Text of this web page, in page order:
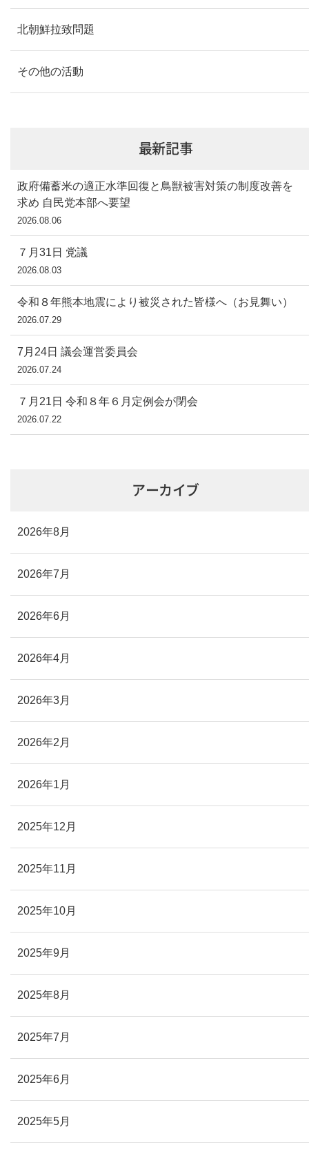
北朝鮮拉致問題
その他の活動
最新記事
政府備蓄米の適正水準回復と鳥獣被害対策の制度改善を
求め 自民党本部へ要望
2026.08.06
７月31日 党議
2026.08.03
令和８年熊本地震により被災された皆様へ（お見舞い）
2026.07.29
7月24日 議会運営委員会
2026.07.24
７月21日 令和８年６月定例会が閉会
2026.07.22
アーカイブ
2026年8月
2026年7月
2026年6月
2026年4月
2026年3月
2026年2月
2026年1月
2025年12月
2025年11月
2025年10月
2025年9月
2025年8月
2025年7月
2025年6月
2025年5月